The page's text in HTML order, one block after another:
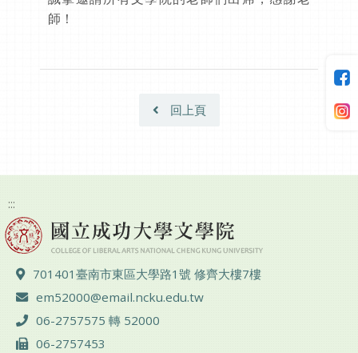
師！
回上頁
:::
地址 ：
701401臺南市東區大學路1號 修齊大樓7樓
電子郵件 ：
em52000@email.ncku.edu.tw
電話 ：
06-2757575 轉 52000
傳真 ：
06-2757453